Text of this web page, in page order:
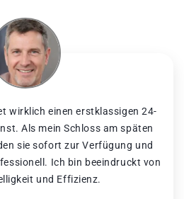
wirklich einen erstklassigen 24-
Als mein Schloss am späten
sie sofort zur Verfügung und
Ich bin beeindruckt von
und Effizienz.